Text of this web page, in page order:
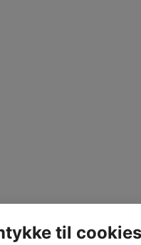
til cookies